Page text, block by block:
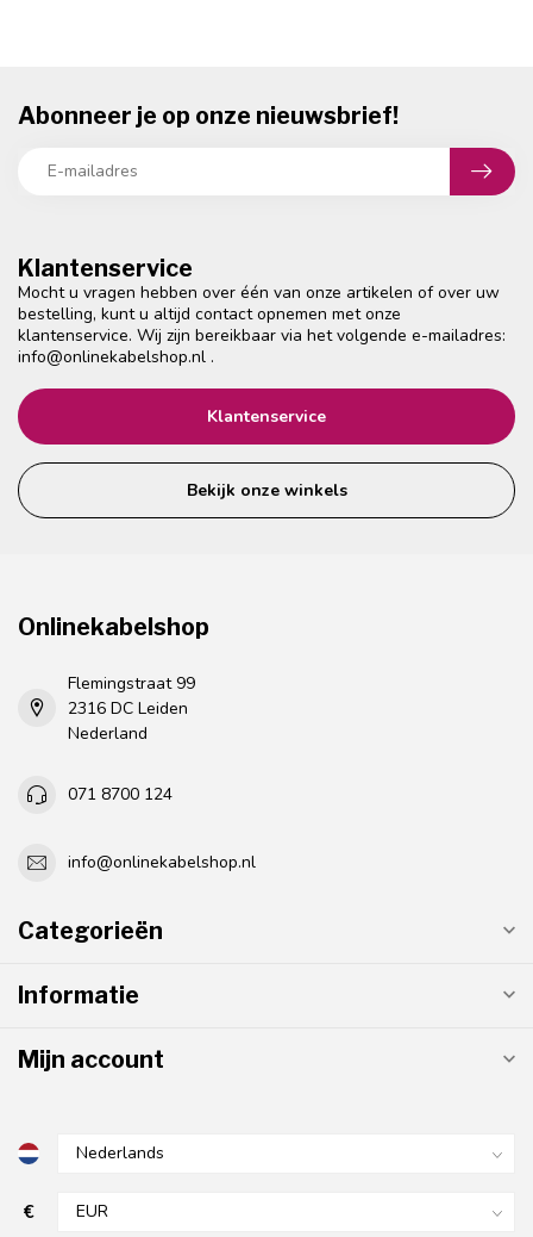
Klantenservice
Mocht u vragen hebben over één van onze artikelen of over uw
bestelling, kunt u altijd contact opnemen met onze
klantenservice. Wij zijn bereikbaar via het volgende e-mailadres:
info@onlinekabelshop.nl .
Klantenservice
Bekijk onze winkels
Abonneer je op onze nieuwsbrief!
Onlinekabelshop
Flemingstraat 99
2316 DC Leiden
Nederland
071 8700 124
info@onlinekabelshop.nl
Categorieën
Informatie
Mijn account
€